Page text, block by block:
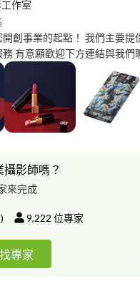
作室
創事業的起點！ 我們主要提
務 有意願歡迎下方連結與我
：
monochrome 情境照
situationai 影像後製案例
影師嗎？
來完成
) 9,222 位專家
專家